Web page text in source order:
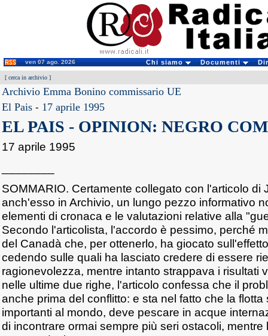
ven 07 ago. 2026 Chi siamo Documenti
[ cerca in archivio ]
Archivio Emma Bonino commissario UE
El Pais - 17 aprile 1995
EL PAIS - OPINION: NEGRO
17 aprile 1995
SOMMARIO. Certamente collegato con l'articolo di
anch'esso in Archivio, un lungo pezzo informativo
elementi di cronaca e le valutazioni relative alla
Secondo l'articolista, l'accordo è pessimo, perché
del Canadà che, per ottenerlo, ha giocato
cedendo sulle quali ha lasciato credere di essere
ragionevolezza, mentre intanto strappava i risultati
nelle ultime due righe, l'articolo confessa che il
anche prima del conflitto: e sta nel fatto che la
importanti al mondo, deve pescare in acque
di incontrare ormai sempre più seri ostacoli,